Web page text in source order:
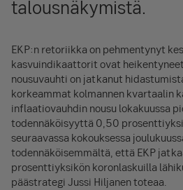
talousnäkymistä.
EKP:n retoriikka on pehmentynyt
kasvuindikaattorit ovat
nousuvauhti on jatkanut
korkeammat kolmannen kvartaalin
inflaatiovauhdin nousu lokakuussa
todennäköisyyttä 0,50
seuraavassa kokouksessa
todennäköisemmältä, että EKP
prosenttiyksikön koronlaskuilla
päästrategi Jussi Hiljanen toteaa.